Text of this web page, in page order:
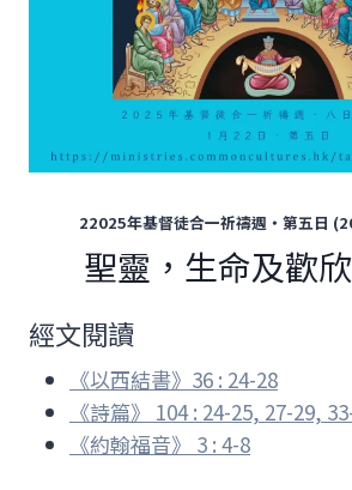
22025年基督徒合一祈禱週‧第五日
聖靈，生命及歡
經文閱讀
《以西結書》36 : 24-28
《詩篇》 104 : 24-25, 27-29,
《約翰福音》 3 : 4-8